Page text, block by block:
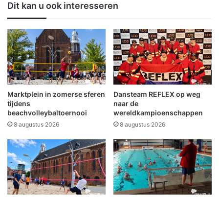
t
e
r
s
e
w
e
g
e
n
,
i
s
r
j
d
e
l
e
n
g
t
e
d
r
a
a
g
t
i
j
k
v
e
r
Dit kan u ook interesseren
Marktplein in zomerse sferen
tijdens
beachvolleybaltoernooi
8 augustus 2026
Dansteam REFLEX op weg
naar de
wereldkampioenschappen
8 augustus 2026